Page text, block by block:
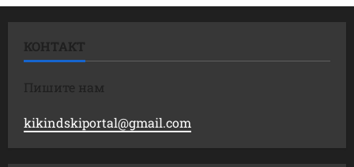
КОНТАКТ
Пишите нам
kikindskiportal@gmail.com